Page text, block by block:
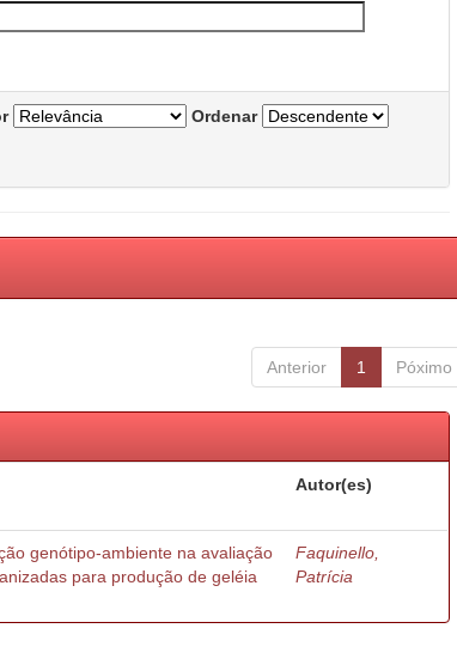
Ordenar
Anterior 1 Póximo
Autor(es)
genótipo-ambiente na avaliação
para produção de geléia
Faquinello,
Patrícia